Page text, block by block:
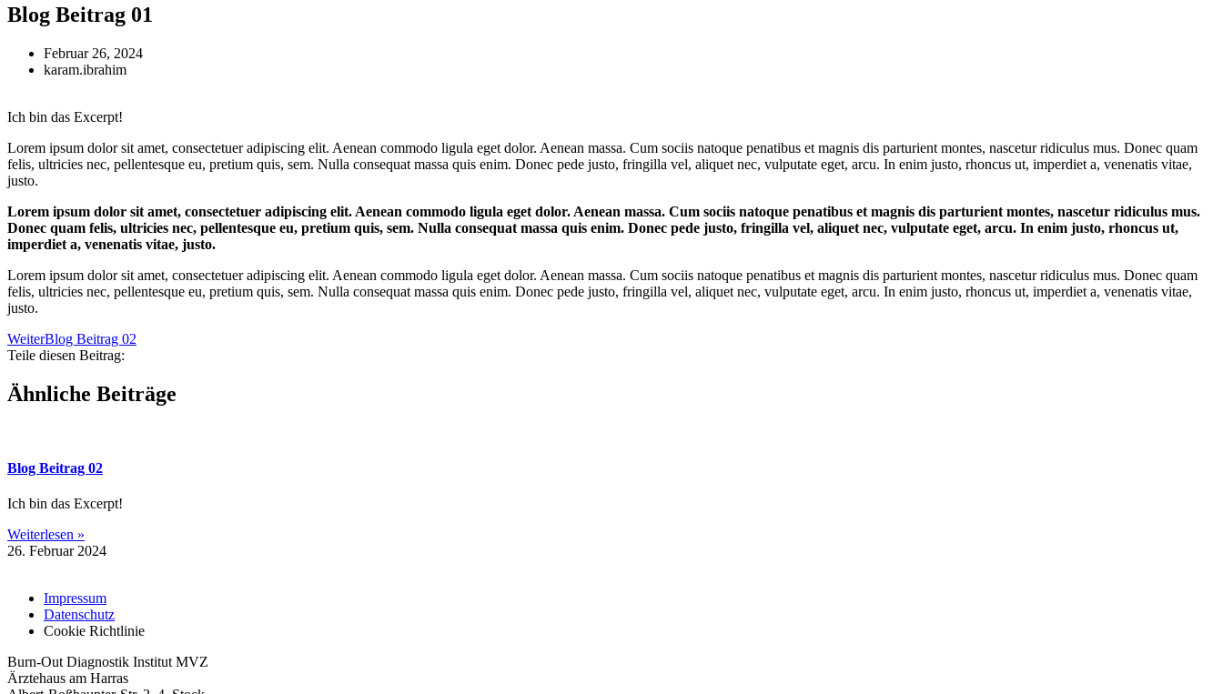
Blog Bei­trag 01
Februar 26, 2024
karam.ibrahim
Ich bin das Excerpt!
Lorem ipsum dolor sit amet, con­sec­te­tuer adi­pi­scing elit. Aene­an com­mo­do ligu­la eget dolor. Aene­an mas­sa. Cum soci­is nato­que pena­ti­bus et mag­nis dis par­tu­ri­ent mon­tes, nasce­tur ridi­cu­lus mus. Donec quam
felis, ultri­ci­es nec, pel­len­tes­que eu, pre­ti­um quis, sem. Nulla con­se­quat mas­sa quis enim. Donec pede jus­to, frin­gil­la vel, ali­quet nec, vul­pu­ta­te eget, arcu. In enim jus­to, rhon­cus ut, imper­diet a, venena­tis vitae,
justo.
Lorem ipsum dolor sit amet, con­sec­te­tuer adi­pi­scing elit. Aene­an com­mo­do ligu­la eget dolor. Aene­an mas­sa. Cum soci­is nato­que pena­ti­bus et mag­nis dis par­tu­ri­ent mon­tes, nasce­tur ridi­cu­lus mus.
Donec quam felis, ultri­ci­es nec, pel­len­tes­que eu, pre­ti­um quis, sem. Nulla con­se­quat mas­sa quis enim. Donec pede jus­to, frin­gil­la vel, ali­quet nec, vul­pu­ta­te eget, arcu. In enim jus­to, rhon­cus ut,
imper­diet a, venena­tis vitae, justo.
Lorem ipsum dolor sit amet, con­sec­te­tuer adi­pi­scing elit. Aene­an com­mo­do ligu­la eget dolor. Aene­an mas­sa. Cum soci­is nato­que pena­ti­bus et mag­nis dis par­tu­ri­ent mon­tes, nasce­tur ridi­cu­lus mus. Donec quam
felis, ultri­ci­es nec, pel­len­tes­que eu, pre­ti­um quis, sem. Nulla con­se­quat mas­sa quis enim. Donec pede jus­to, frin­gil­la vel, ali­quet nec, vul­pu­ta­te eget, arcu. In enim jus­to, rhon­cus ut, imper­diet a, venena­tis vitae,
justo.
WeiterBlog Bei­trag 02
Teile diesen Beitrag:
Ähnliche Beiträge
Blog Bei­trag 02
Ich bin das Excerpt!
Weiterlesen »
26. Februar 2024
Impressum
Datenschutz
Cookie Richtlinie
Burn-Out Diagnostik Institut MVZ
Ärztehaus am Harras